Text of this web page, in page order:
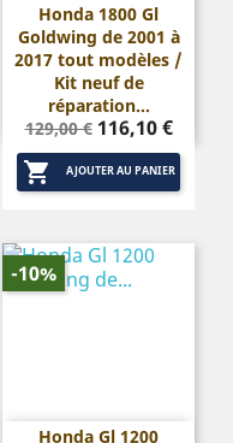
Honda 1800 Gl
Goldwing de 2001 à
2017 tout modèles /
Kit neuf de
réparation...
Prix
de
base
129,00 € Prix
116,10 €
 AJOUTER AU PANIER
Honda Gl 1200
-10%